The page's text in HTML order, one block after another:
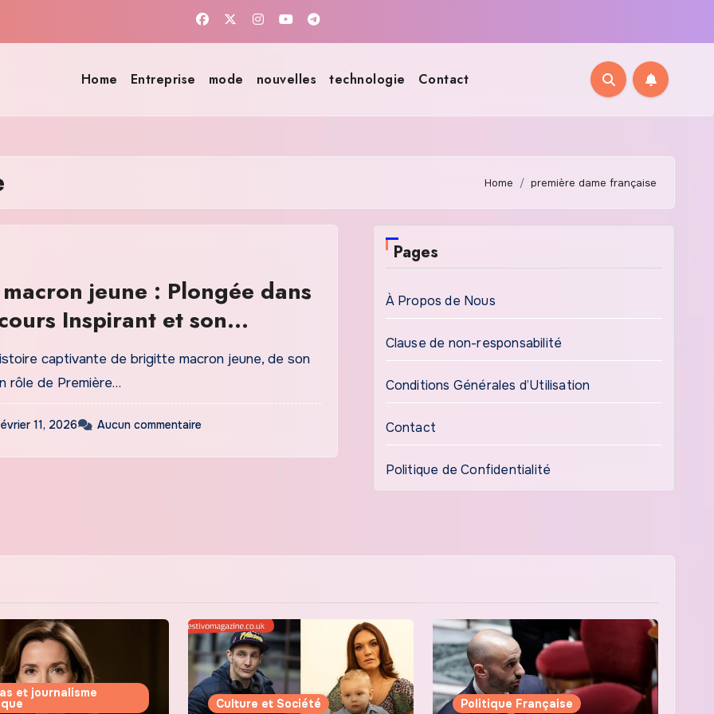
Home Entreprise mode nouvelles technologie Contact
Home première dame française
jeune : Plongée dans
Inspirant et son
Moderne
captivante de brigitte macron jeune, de son
rôle de Première…
11, 2026 Aucun commentaire
Pages
À Propos de Nous
Clause de non-responsabilité
Conditions Générales d’Utilisation
Contact
Politique de Confidentialité
et journalisme
Culture et Société Politique Française